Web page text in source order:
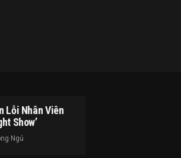
Lỗi Nhân Viên
Show’
Ngủ